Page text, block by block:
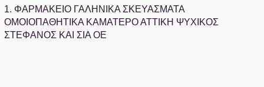
1. ΦΑΡΜΑΚΕΙΟ ΓΑΛΗΝΙΚΑ ΣΚΕΥΑΣΜΑΤΑ
ΟΜΟΙΟΠΑΘΗΤΙΚΑ ΚΑΜΑΤΕΡΟ ΑΤΤΙΚΗ ΨΥΧΙΚΟΣ
ΣΤΕΦΑΝΟΣ ΚΑΙ ΣΙΑ ΟΕ